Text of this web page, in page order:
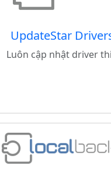
UpdateStar
Luôn cập nhật driver